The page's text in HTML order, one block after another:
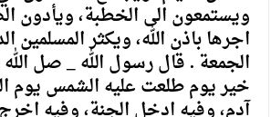
ويستمعون الى الخطبة، ويأدون
اجرها باذن الله، ويكثر المسلمين
الجمعة . قال رسول الله _ صل
خير يوم طلعت عليه الشمس يوم